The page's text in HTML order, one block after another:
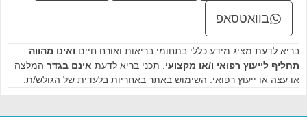
בוואטסאפ
בריא לדעת מציג מידע כללי בתחומי בריאות ואורח חיים ואינו מהווה
תחליף לייעוץ רפואי ו/או מקצועי. תכני בריא לדעת אינם בגדר המלצה
או עצה או ייעוץ רפואי. השימוש באתר באחריות בלעדית של הגולש/ת.